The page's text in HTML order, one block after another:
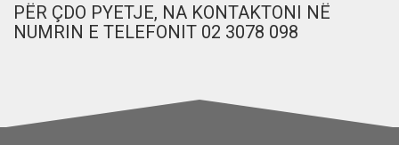
PËR ÇDO PYETJE, NA KONTAKTONI NË
NUMRIN E TELEFONIT 02 3078 098